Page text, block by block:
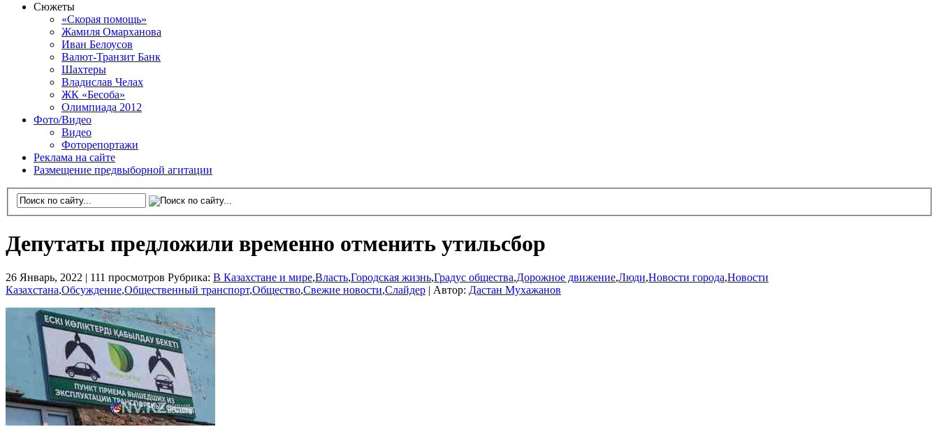
Сюжеты
«Скорая помощь»
Жамиля Омарханова
Иван Белоусов
Валют-Транзит Банк
Шахтеры
Владислав Челах
ЖК «Бесоба»
Олимпиада 2012
Фото/Видео
Видео
Фоторепортажи
Реклама на сайте
Размещение предвыборной агитации
Депутаты предложили временно отменить утильсбор
26 Январь, 2022 | 111 просмотров Рубрика: В Казахстане и мире,Власть,Городская жизнь,Градус общества,Дорожное движение,Люди,Новости города,Новости
Казахстана,Обсуждение,Общественный транспорт,Общество,Свежие новости,Слайдер Автор: Дастан Мухажанов